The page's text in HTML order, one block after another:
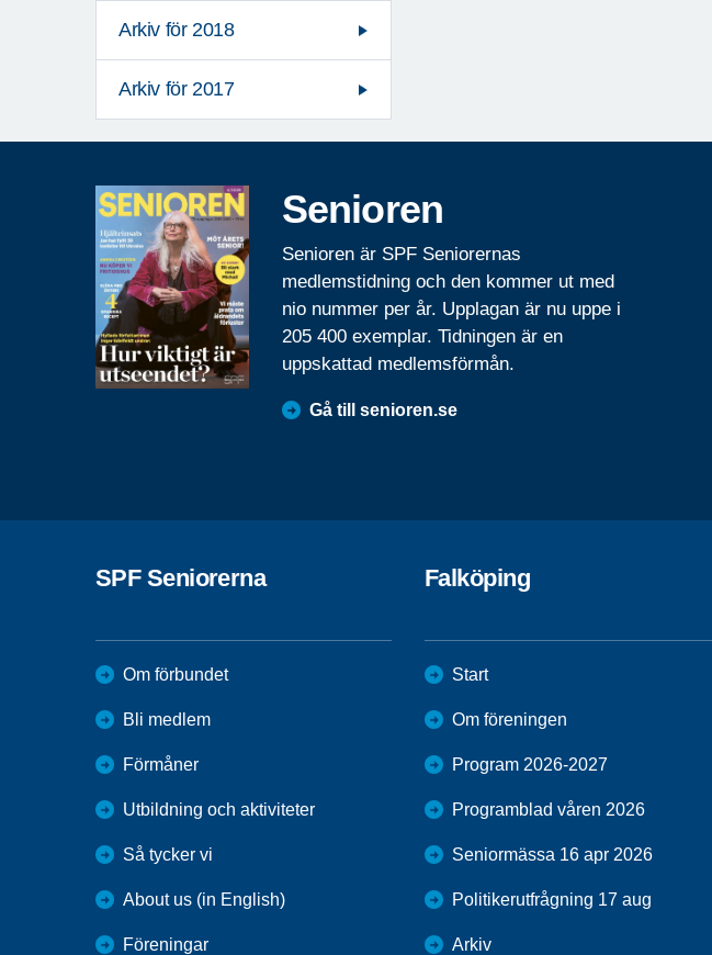
Arkiv för 2018
Arkiv för 2017
Senioren
Senioren är SPF Seniorernas
medlemstidning och den kommer ut med
nio nummer per år. Upplagan är nu uppe i
205 400 exemplar. Tidningen är en
uppskattad medlemsförmån.
Gå till senioren.se
SPF Seniorerna
Om förbundet
Bli medlem
Förmåner
Utbildning och aktiviteter
Så tycker vi
About us (in English)
Föreningar
Falköping
Start
Om föreningen
Program 2026-2027
Programblad våren 2026
Seniormässa 16 apr 2026
Politikerutfrågning 17 aug
Arkiv